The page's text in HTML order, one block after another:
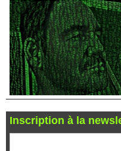
Inscription à la